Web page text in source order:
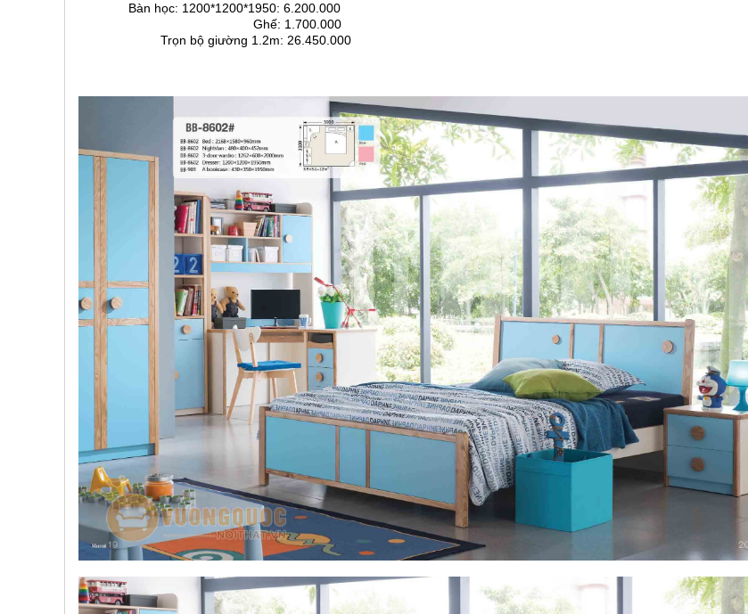
Bàn học: 1200*1200*1950: 6.200.000
Ghế: 1.700.000
Trọn bộ giường 1.2m: 26.450.000